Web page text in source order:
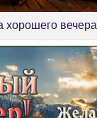
хорошего вечера